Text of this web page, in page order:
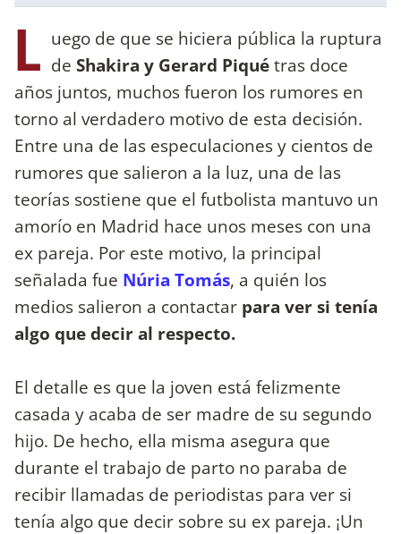
L uego de que se hiciera pública la ruptura
de Shakira y Gerard Piquétras doce
años juntos, muchos fueron los rumores en
torno al verdadero motivo de esta decisión.
Entre una de las especulaciones y cientos de
rumores que salieron a la luz, una de las
teorías sostiene que el futbolista mantuvo un
amorío en Madrid hace unos meses con una
ex pareja. Por este motivo, la principal
señalada fue Núria Tomás, a quién los
medios salieron a contactar para ver si tenía
algo que decir al respecto.
El detalle es que la joven está felizmente
casada y acaba de ser madre de su segundo
hijo. De hecho, ella misma asegura que
durante el trabajo de parto no paraba de
recibir llamadas de periodistas para ver si
tenía algo que decir sobre su ex pareja. ¡Un